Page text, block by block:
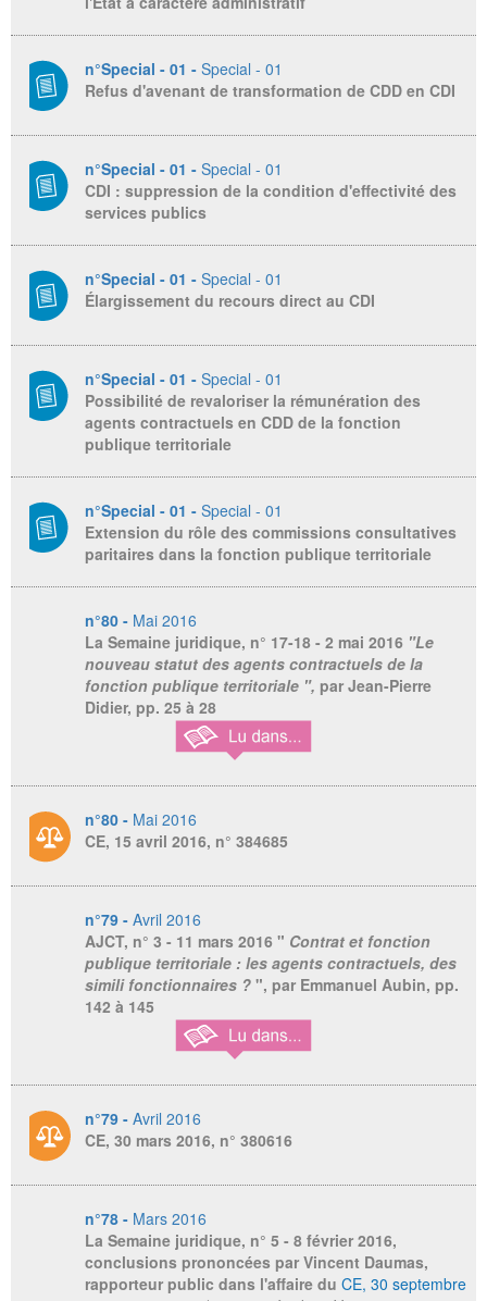
n°Special - 01 - Special - 01
Refus d'avenant de transformation de CDD en CDI
n°Special - 01 - Special - 01
CDI : suppression de la condition d'effectivité des
services publics
n°Special - 01 - Special - 01
Élargissement du recours direct au CDI
n°Special - 01 - Special - 01
Possibilité de revaloriser la rémunération des
agents contractuels en CDD de la fonction
publique territoriale
n°Special - 01 - Special - 01
Extension du rôle des commissions consultatives
paritaires dans la fonction publique territoriale
n°80 - Mai 2016
La Semaine juridique, n° 17-18 - 2 mai 2016 "Le
nouveau statut des agents contractuels de la
fonction publique territoriale ", par Jean-Pierre
Didier, pp. 25 à 28
n°80 - Mai 2016
CE, 15 avril 2016, n° 384685
n°79 - Avril 2016
AJCT, n° 3 - 11 mars 2016 " Contrat et fonction
publique territoriale : les agents contractuels, des
simili fonctionnaires ? ", par Emmanuel Aubin, pp.
142 à 145
n°79 - Avril 2016
CE, 30 mars 2016, n° 380616
n°78 - Mars 2016
La Semaine juridique, n° 5 - 8 février 2016,
conclusions prononcées par Vincent Daumas,
rapporteur public dans l'affaire du CE, 30 septembre